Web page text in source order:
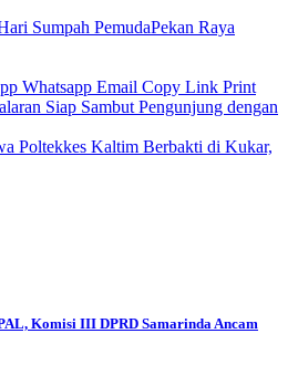
Sumpah PemudaPekan Raya
Whatsapp Email Copy Link Print
Siap Sambut Pengunjung dengan
Poltekkes Kaltim Berbakti di Kukar,
Komisi III DPRD Samarinda Ancam